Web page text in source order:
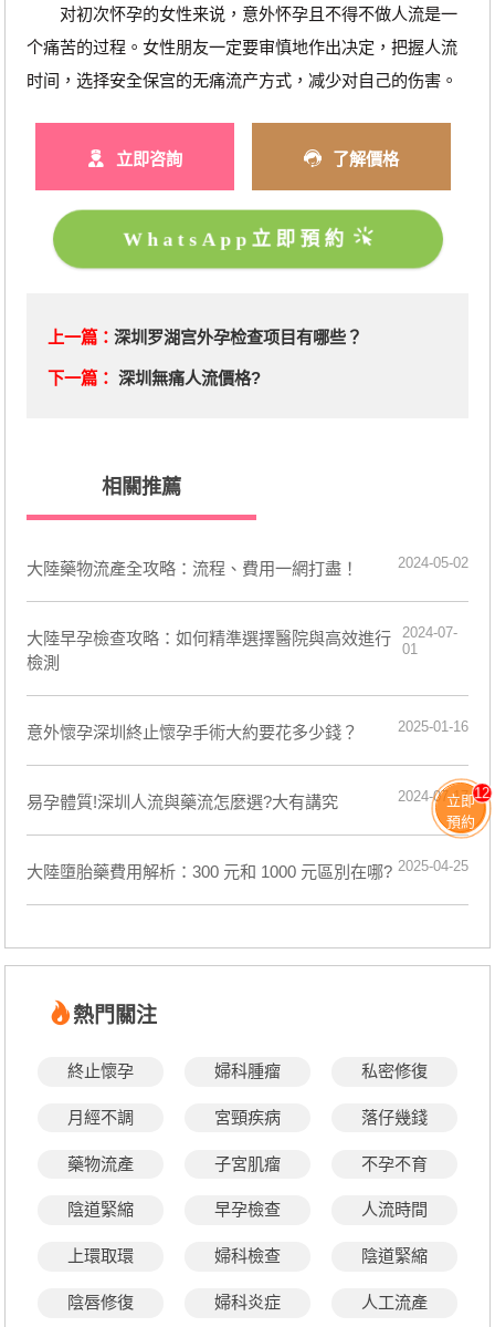
对初次怀孕的女性来说，意外怀孕且不得不做人流是一
个痛苦的过程。女性朋友一定要审慎地作出决定，把握人流
时间，选择安全保宫的无痛流产方式，减少对自己的伤害。
立即咨詢 了解價格
WhatsApp立即預約
上一篇： 深圳罗湖宫外孕检查项目有哪些？
下一篇： 深圳無痛人流價格?
相關推薦
​大陸藥物流產全攻略：流程、費用一網打盡！ 2024-05-02
​大陸早孕檢查攻略：如何精準選擇醫院與高效進行
檢測
2024-07-
01
意外懷孕深圳終止懷孕手術大約要花多少錢？ 2025-01-16
易孕體質!深圳人流與藥流怎麼選?大有講究 2024-07-17
大陸墮胎藥費用解析：300 元和 1000 元區別在哪? 2025-04-25
熱門關注
終止懷孕 婦科腫瘤 私密修復
月經不調 宮頸疾病 落仔幾錢
藥物流產 子宮肌瘤 不孕不育
陰道緊縮 早孕檢查 人流時間
上環取環 婦科檢查 陰道緊縮
陰唇修復 婦科炎症 人工流產
立即
預約
12